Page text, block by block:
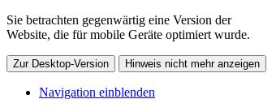
Sie betrachten gegenwärtig eine Version der
Website, die für mobile Geräte optimiert wurde.
Zur Desktop-Version Hinweis nicht mehr anzeigen
Navigation einblenden